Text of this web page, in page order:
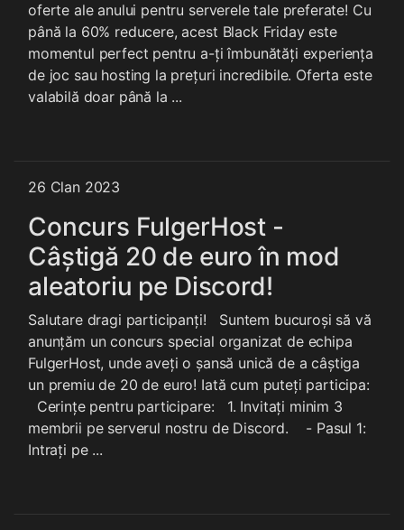
oferte ale anului pentru serverele tale preferate! Cu
până la 60% reducere, acest Black Friday este
momentul perfect pentru a-ți îmbunătăți experiența
de joc sau hosting la prețuri incredibile. Oferta este
valabilă doar până la ...
26 Clan 2023
Concurs FulgerHost -
Câștigă 20 de euro în mod
aleatoriu pe Discord!
Salutare dragi participanți! Suntem bucuroși să vă
anunțăm un concurs special organizat de echipa
FulgerHost, unde aveți o șansă unică de a câștiga
un premiu de 20 de euro! Iată cum puteți participa:
Cerințe pentru participare: 1. Invitați minim 3
membrii pe serverul nostru de Discord. - Pasul 1:
Intrați pe ...